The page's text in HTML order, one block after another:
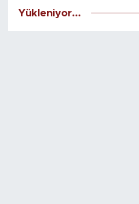
Yükleniyor...